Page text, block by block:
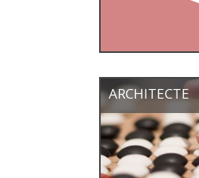
ARCHITECTE